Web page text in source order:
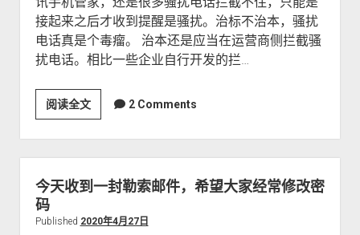
接起来之后才收到提醒是骚扰。治标不治本，骚扰
电话真是个毒瘤。 治本还是应当在运营商侧拦截骚
扰电话。相比一些企业自行开发的拦…
阅读全文中
国
移
动
用
如
2 Comments
今天收到一封勒索邮件，希望大家经常修改密
码
Published 2020年4月27日